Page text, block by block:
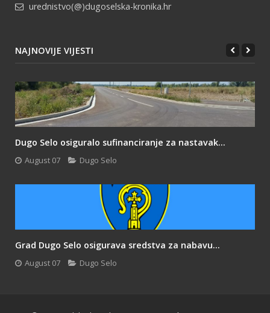
urednistvo(@)dugoselska-kronika.hr
NAJNOVIJE VIJESTI
Dugo Selo osiguralo sufinanciranje za nastavak...
August 07 Dugo Selo
Grad Dugo Selo osigurava sredstva za nabavu...
August 07 Dugo Selo